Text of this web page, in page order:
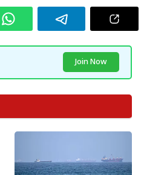
Join Now